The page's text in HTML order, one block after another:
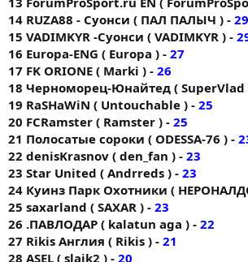
14 RUZA88 - Суонси ( ПАЛ ПАЛЫЧ ) - 29
15 VADIMKYR -Суонси ( VADIMKYR ) -
16 Europa-ENG ( Europa ) - 27
17 FK ORIONE ( Markі ) - 26
18 Черноморец-Юнайтед ( SuperVlad
19 RaSHaWiN ( Untouchable ) - 25
20 FCRamster ( Ramster ) - 25
21 Полосатые сороки ( ODESSA-76 ) -
22 denisKrasnov ( den_fan ) - 23
23 Star United ( Andrreds ) - 23
24 Куинз Парк Охотники (
25 saxarland ( SAXAR ) - 23
26 .ПАВЛОДАР ( kalatun aga ) - 22
27 Rikis Англия ( Rikis ) - 21
28 ASEL ( slajk2 ) - 20